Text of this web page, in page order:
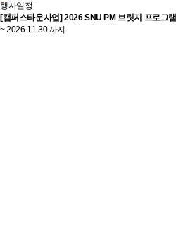
행사일정
[캠퍼스타운사업] 2026 SNU PM 브릿지 프로그램
~ 2026.11.30 까지